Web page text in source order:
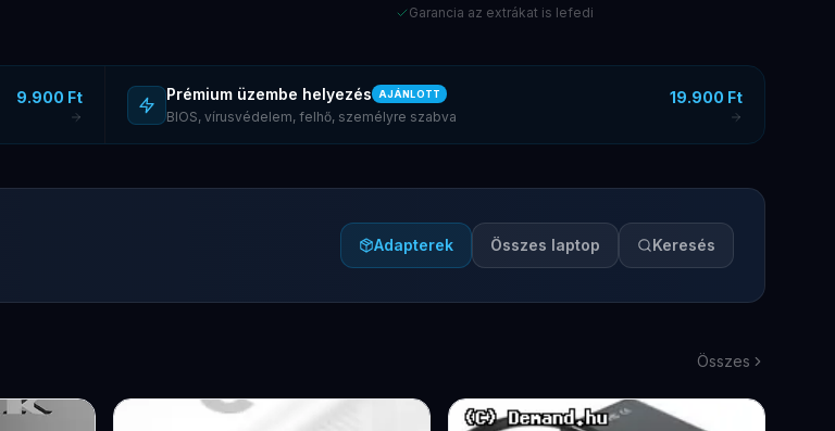
Garancia az extrákat is lefedi
9.900 Ft Prémium üzembe helyezés AJÁNLOTT
BIOS, vírusvédelem, felhő, személyre szabva
19.900 Ft
Adapterek Összes laptop Keresés
Összes